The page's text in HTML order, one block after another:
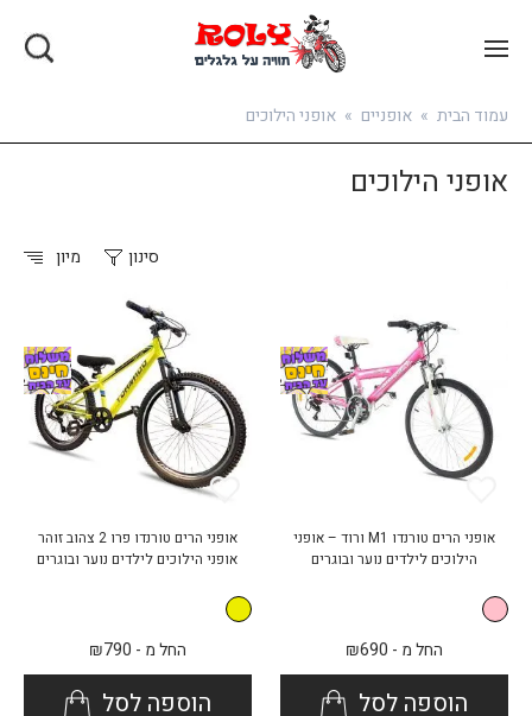
בואו להירשם
עמוד הבית » אופניים » אופני הילוכים
אופני הילוכים
מיון סינון
אופני הרים טורנדו M1 ורוד – אופני
הילוכים לילדים נוער ובוגרים
החל מ - ₪690
הוספה לסל
אופני הרים טורנדו פרו 2 צהוב זוהר
אופני הילוכים לילדים נוער ובוגרים
החל מ - ₪790
הוספה לסל